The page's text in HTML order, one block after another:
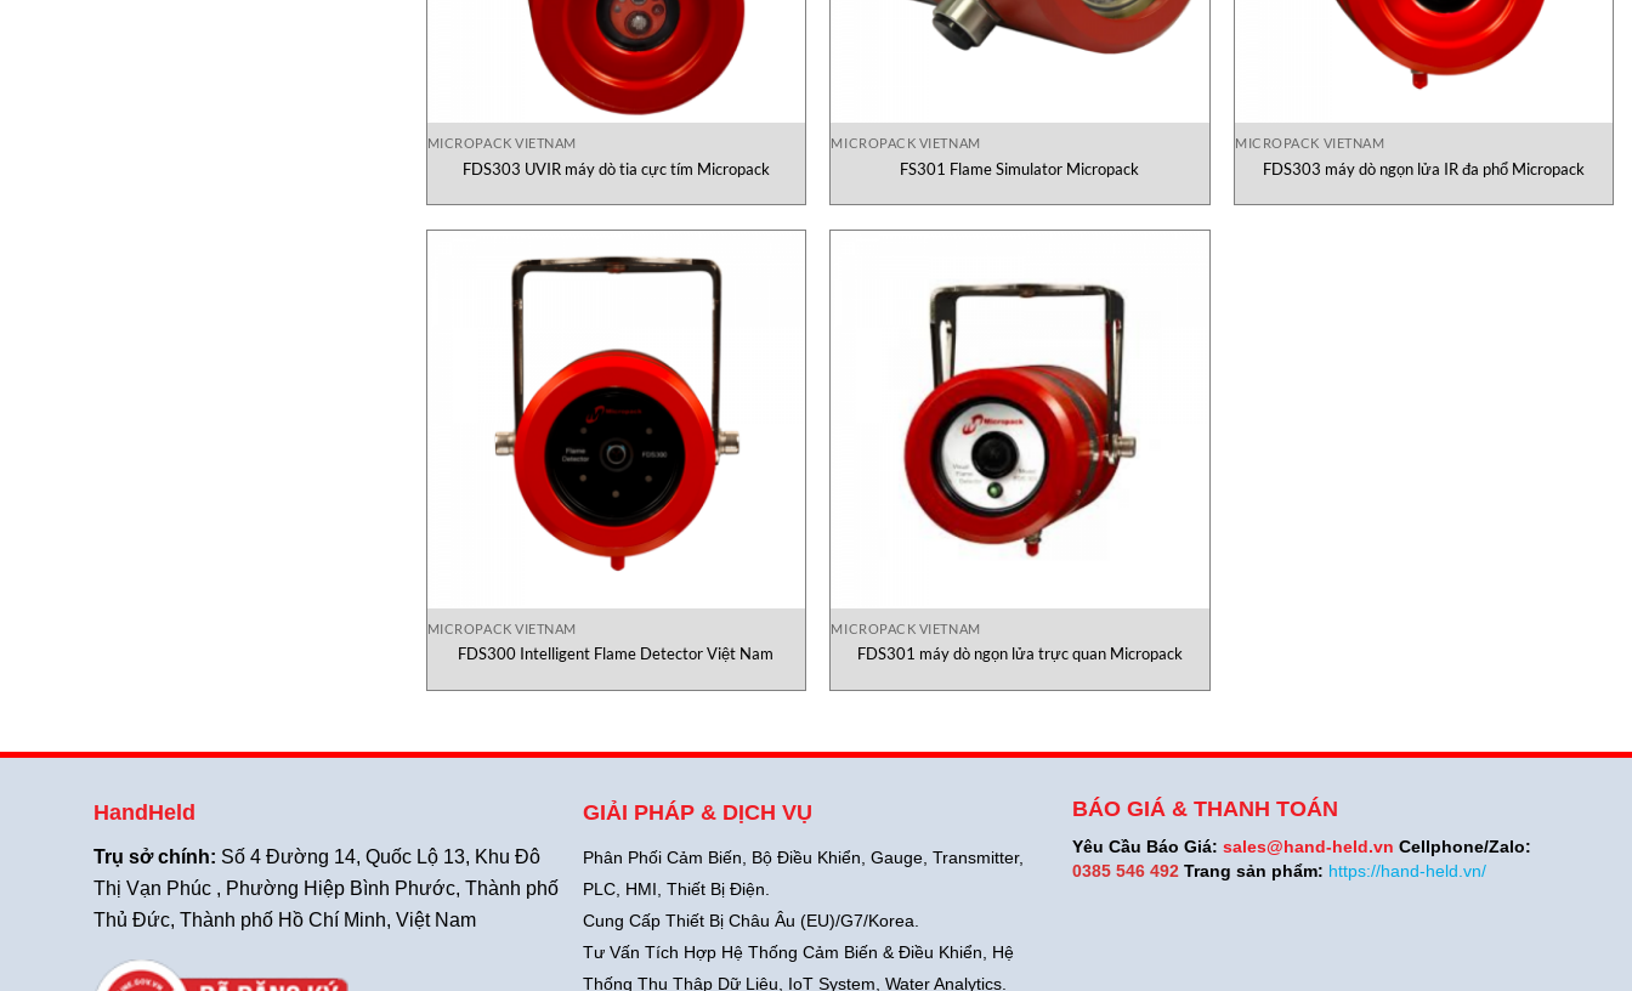
MICROPACK VIETNAM
FDS303 UVIR máy dò tia cực tím Micropack
MICROPACK VIETNAM
FS301 Flame Simulator Micropack
MICROPACK VIETNAM
FDS303 máy dò ngọn lửa IR đa phổ Micropack
MICROPACK VIETNAM
FDS300 Intelligent Flame Detector Việt Nam
MICROPACK VIETNAM
FDS301 máy dò ngọn lửa trực quan Micropack
HandHeld
Trụ sở chính: Số 4 Đường 14, Quốc Lộ 13, Khu Đô
Thị Vạn Phúc , Phường Hiệp Bình Phước, Thành phố
Thủ Đức, Thành phố Hồ Chí Minh, Việt Nam
GIẢI PHÁP & DỊCH VỤ
Phân Phối Cảm Biến, Bộ Điều Khiển, Gauge, Transmitter,
PLC, HMI, Thiết Bị Điện.
Cung Cấp Thiết Bị Châu Âu (EU)/G7/Korea.
Tư Vấn Tích Hợp Hệ Thống Cảm Biến & Điều Khiển, Hệ
Thống Thu Thập Dữ Liệu, IoT System, Water Analytics.
BÁO GIÁ & THANH TOÁN
Yêu Cầu Báo Giá: sales@hand-held.vn Cellphone/Zalo:
0385 546 492Trang sản phẩm: https://hand-held.vn/